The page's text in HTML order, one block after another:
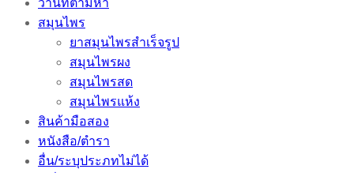
ว่านที่ตามหา
สมุนไพร
ยาสมุนไพรสำเร็จรูป
สมุนไพรผง
สมุนไพรสด
สมุนไพรแห้ง
สินค้ามือสอง
หนังสือ/ตำรา
อื่น/ระบุประภทไม่ได้